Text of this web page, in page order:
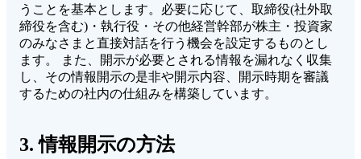
うことを基本とします。必要に応じて、取締役(社外取
締役を含む)・執行役・その他経営幹部が株主・投資家
のみなさまと直接対話を行う機会を設定するものとし
ます。 また、開示が必要とされる情報を漏れなく収集
し、その情報開示の是非や開示内容、開示時期を審議
するための社内の仕組みを構築しています。
3. 情報開示の方法